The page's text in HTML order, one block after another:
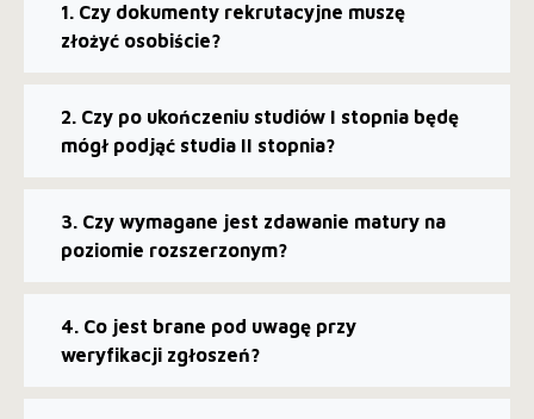
1. Czy dokumenty rekrutacyjne muszę
złożyć osobiście?
2. Czy po ukończeniu studiów I stopnia będę
mógł podjąć studia II stopnia?
3. Czy wymagane jest zdawanie matury na
poziomie rozszerzonym?
4. Co jest brane pod uwagę przy
weryfikacji zgłoszeń?